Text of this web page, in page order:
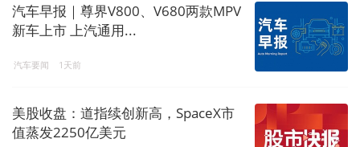
汽车早报｜尊界V800、V680两款MPV
新车上市 上汽通用...
汽车要闻 1天前
美股收盘：道指续创新高，SpaceX市
值蒸发2250亿美元